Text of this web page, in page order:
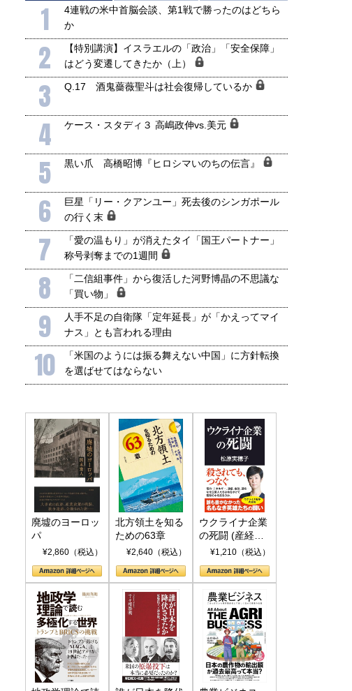
1
4連戦の米中首脳会談、第1戦で勝ったのはどちら
か
2
【特別講演】イスラエルの「政治」「安全保障」
はどう変遷してきたか（上）
3 Q.17 酒鬼薔薇聖斗は社会復帰しているか
4 ケース・スタディ３ 高嶋政伸vs.美元
5 黒い爪 高橋昭博『ヒロシマいのちの伝言』
6
巨星「リー・クアンユー」死去後のシンガポール
の行く末
7
「愛の温もり」が消えたタイ「国王パートナー」
称号剥奪までの1週間
8
「二信組事件」から復活した河野博晶の不思議な
「買い物」
9
人手不足の自衛隊「定年延長」が「かえってマイ
ナス」とも言われる理由
10
「米国のようには振る舞えない中国」に方針転換
を選ばせてはならない
廃墟のヨーロッ
パ
¥2,860（税込）
北方領土を知る
ための63章
¥2,640（税込）
ウクライナ企業
の死闘 (産経セ
レクト S 039)
¥1,210（税込）